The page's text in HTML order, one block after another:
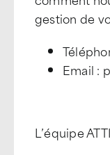
gestion de
Email :
L’équipe